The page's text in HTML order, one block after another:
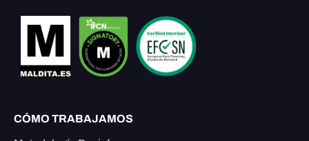
CÓMO TRABAJAMOS